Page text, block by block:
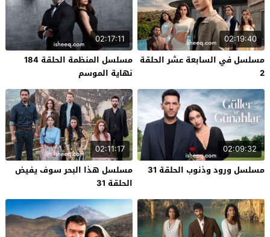
02:19:40
مسلسل في السابعة عشر الحلقة
2
02:17:11
مسلسل المنظمة الحلقة 184
نهاية الموسم
02:09:32
مسلسل ورود وذنوب الحلقة 31
02:11:17
مسلسل هذا البحر سوف يفيض
الحلقة 31